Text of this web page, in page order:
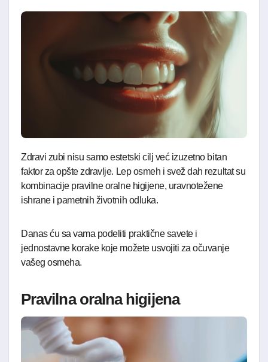
Zdravi zubi nisu samo estetski cilj već izuzetno bitan
faktor za opšte zdravlje. Lep osmeh i svež dah rezultat su
kombinacije pravilne oralne higijene, uravnotežene
ishrane i pametnih životnih odluka.
Danas ću sa vama podeliti praktične savete i
jednostavne korake koje možete usvojiti za očuvanje
vašeg osmeha.
Pravilna oralna higijena